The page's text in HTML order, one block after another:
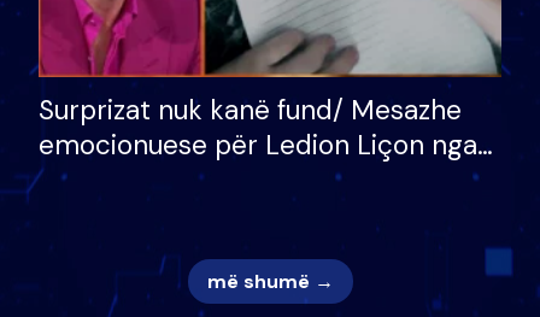
Surprizat nuk kanë fund/ Mesazhe
emocionuese për Ledion Liçon nga
nëna dhe fëmijët e tij, moderatori
më shumë →